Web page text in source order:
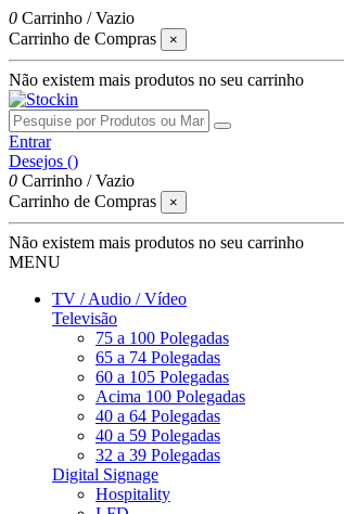
0 Carrinho /Vazio
Carrinho de Compras
×
Não existem mais produtos no seu carrinho
Entrar
Desejos ()
0 Carrinho /Vazio
Carrinho de Compras
×
Não existem mais produtos no seu carrinho
MENU
TV / Audio / Vídeo
Televisão
75 a 100 Polegadas
65 a 74 Polegadas
60 a 105 Polegadas
Acima 100 Polegadas
40 a 64 Polegadas
40 a 59 Polegadas
32 a 39 Polegadas
Digital Signage
Hospitality